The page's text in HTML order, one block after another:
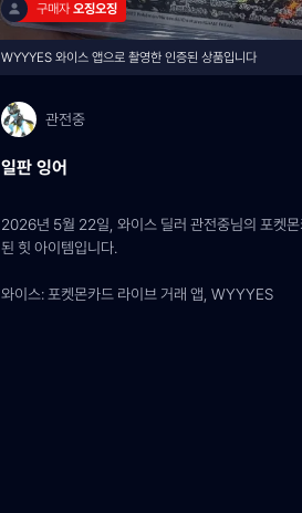
구매자 오징오징
WYYYES 와이스 앱으로 촬영한 인증된 상품입니다
관전중
일판 잉어
2026년 5월 22일, 와이스 딜러 관전중님의 포켓몬
된 힛 아이템입니다.
와이스: 포켓몬카드 라이브 거래 앱, WYYYES